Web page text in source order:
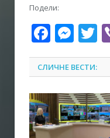
Подели:
СЛИЧНЕ ВЕСТИ: